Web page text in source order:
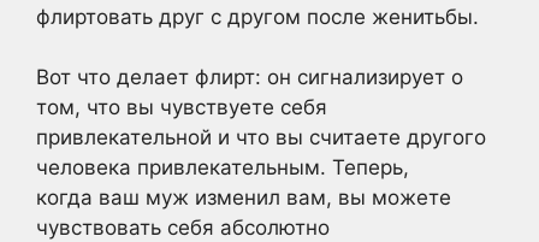
флиртовать друг с другом после женитьбы.
Вот что делает флирт: он сигнализирует о
том, что вы чувствуете себя
привлекательной и что вы считаете другого
человека привлекательным. Теперь,
когда ваш муж изменил вам, вы можете
чувствовать себя абсолютно